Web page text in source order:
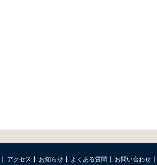
アクセス お知らせ よくある質問 お問い合わせ